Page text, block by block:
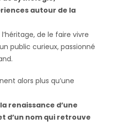
autour de la
de le faire vivre
public curieux, passionné
alors plus qu’une
renaissance d’une
d’un nom qui retrouve